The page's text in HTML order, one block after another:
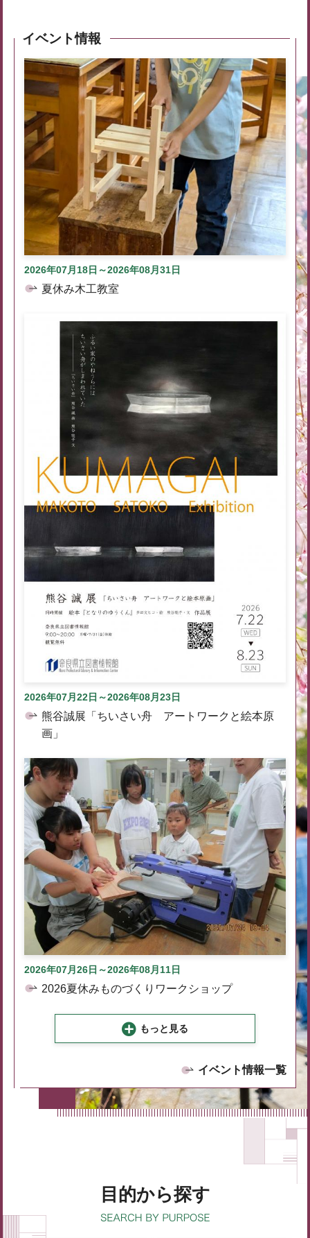
イベント情報
2026年07月18日～2026年08月31日
夏休み木工教室
2026年07月22日～2026年08月23日
熊谷誠展「ちいさい舟 アートワークと絵本原
画」
2026年07月26日～2026年08月11日
2026夏休みものづくりワークショップ
もっと見る
イベント情報一覧
目的から探す